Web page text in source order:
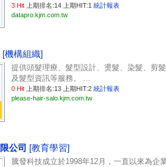
3 Hit 上期排名:14 上期HIT:1 統計報表
datapro.kjm.com.tw
[機構組織]
提供頭髮理療、髮型設計、燙髮、染髮、剪髮
及髮型資訊等服務。 ...
0 Hit 上期排名:13 上期HIT:2 統計報表
please-hair-salo.kjm.com.tw
公司 [教育學習]
騰發科技成立於1998年12月，一直以來為企